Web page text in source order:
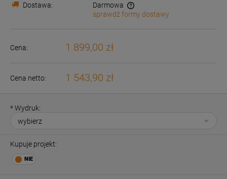
Dostawa:
Darmowa
Cena nie zawiera ewentualnych kosztów płatności
sprawdź formy dostawy
Cena: 1 899,00 zł
Cena netto: 1 543,90 zł
*Wydruk:
Kupuje projekt: